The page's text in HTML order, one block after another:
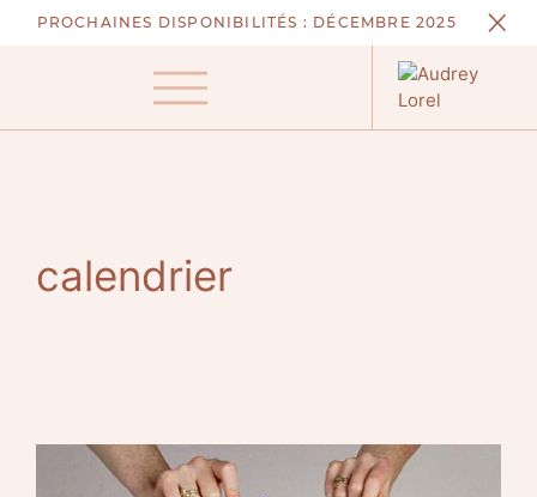
AllerPROCHAINES DISPONIBILITÉS : DÉCEMBRE 2025
Menu
calendrier